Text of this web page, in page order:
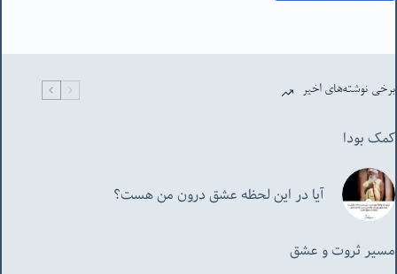
برخی نوشته‌های اخیر
کمک بودا
آیا در این لحظه عشق درون من هست؟
مسیر ثروت و عشق